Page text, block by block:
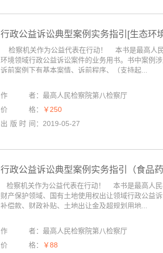
行政公益诉讼典型案例实务指引[生态环
检察机关作为公益代表在行动！ 本书是最高人
环境领域行政公益诉讼案件的业务用书。书中案例
诉前案例下有基本案情、诉前程序、（支持起...
作者： 最高人民检察院第八检察厅
价格：
￥250
出版时间 ： 2019-05-27
行政公益诉讼典型案例实务指引（食品
检察机关作为公益代表在行动！ 本书是最高人民
财产保护领域、国有土地使用权出让领域行政公益
补偿款、财政补贴、土地出让金及超规划用地...
作者： 最高人民检察院第八检察厅
价格：
￥88